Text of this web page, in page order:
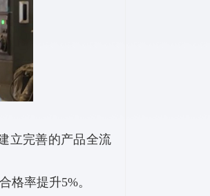
立完善的产品全流
率提升5%。